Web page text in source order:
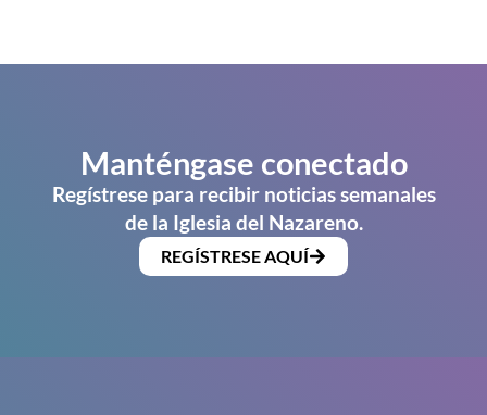
Manténgase conectado
Regístrese para recibir noticias semanales
de la Iglesia del Nazareno.
REGÍSTRESE AQUÍ